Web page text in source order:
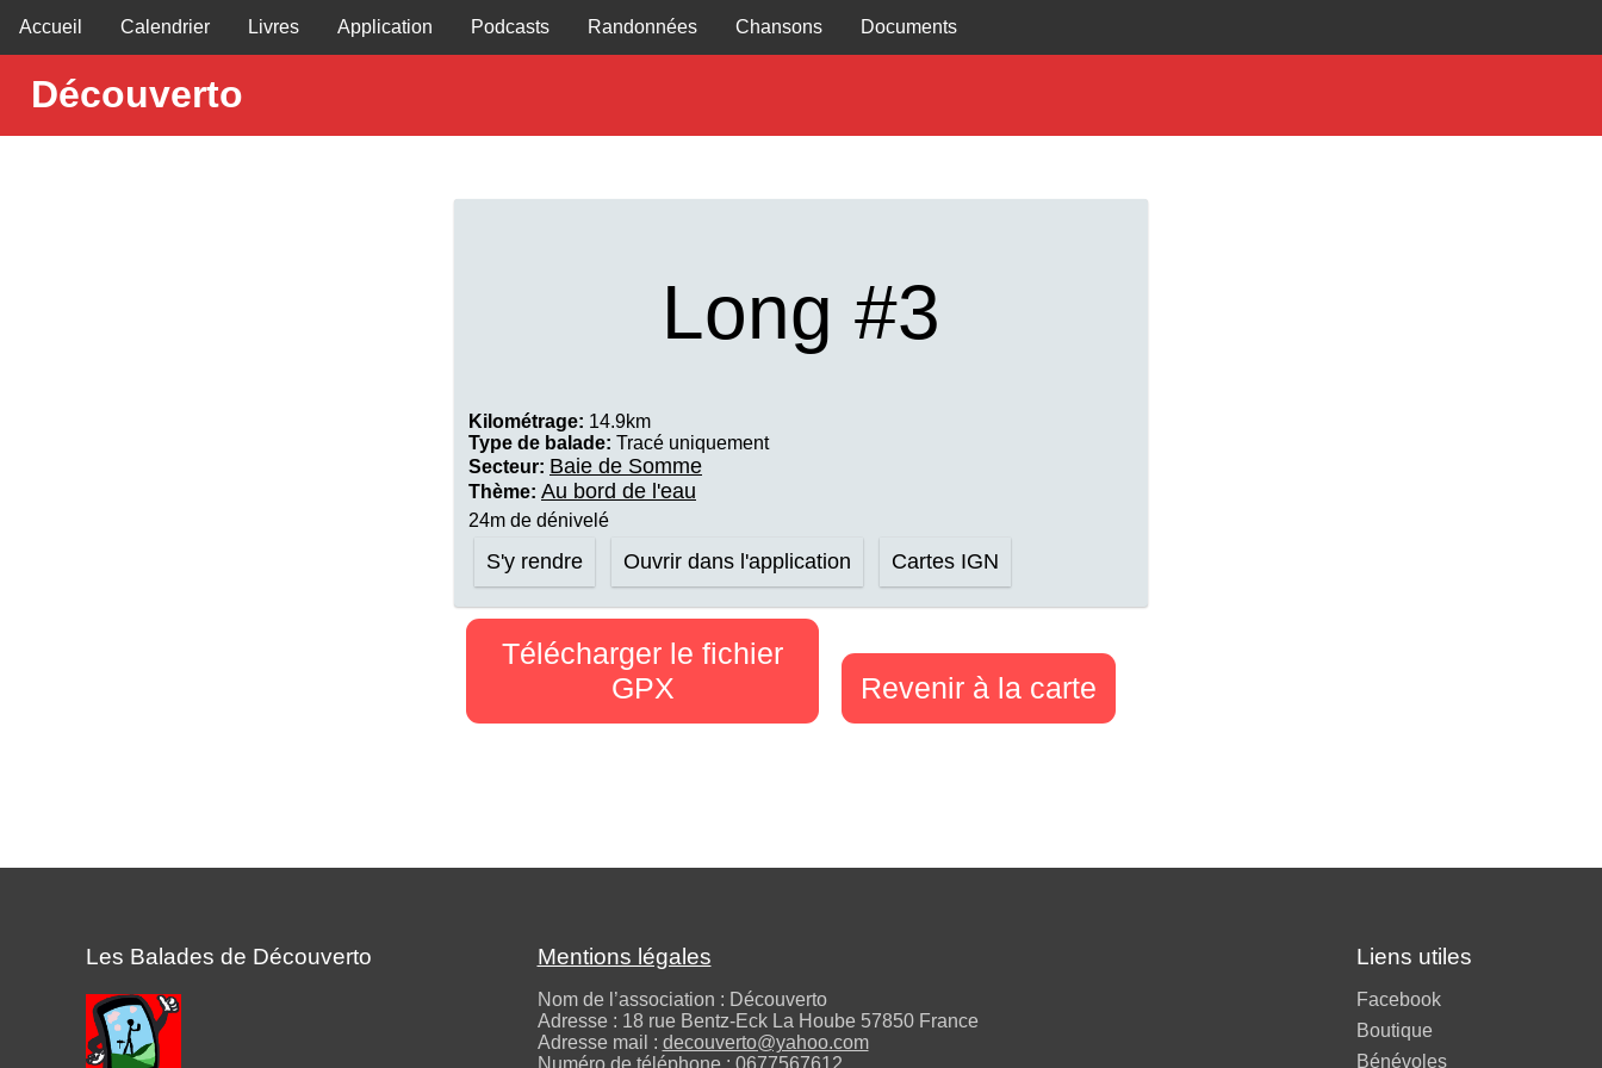
Accueil Calendrier Livres Application Podcasts Randonnées Chansons Documents
Découverto
Long #3
Kilométrage: 14.9km
Type de balade: Tracé uniquement
Secteur: Baie de Somme
Thème: Au bord de l'eau
24m de dénivelé
S'y rendre Ouvrir dans l'application Cartes IGN
Télécharger le fichier
GPX
Revenir à la carte
Les Balades de Découverto Mentions légales
Nom de l’association : Découverto
Adresse : 18 rue Bentz-Eck La Hoube 57850 France
Adresse mail : decouverto@yahoo.com
Numéro de téléphone : 0677567612
Liens utiles
Facebook
Boutique
Bénévoles